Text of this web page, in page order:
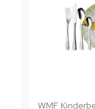
WMF